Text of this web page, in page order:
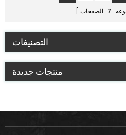
7 الصفحات
التصنيفات
منتجات جديدة